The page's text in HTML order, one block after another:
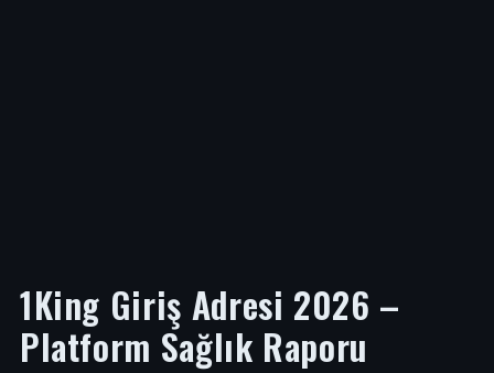
1King Giriş Adresi 2026 –
Platform Sağlık Raporu